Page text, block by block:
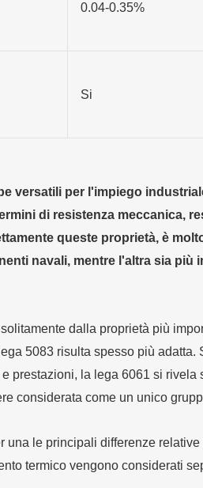
0.04-0.35%
Si
versatili per l'impiego
di resistenza meccanica,
queste proprietà, è
navali, mentre l'altra sia più
dalla proprietà più
5083 risulta spesso più
prestazioni, la lega 6061 si rivela
considerata come un unico
le principali differenze
termico vengono considerati